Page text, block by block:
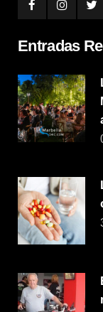
Entradas